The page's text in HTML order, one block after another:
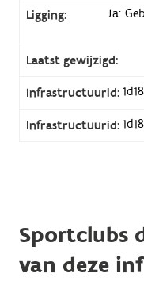
Ligging:
Ja:
Laatst gewijzigd:
Infrastructuurid:
Infrastructuurid:
Sportclubs
van deze